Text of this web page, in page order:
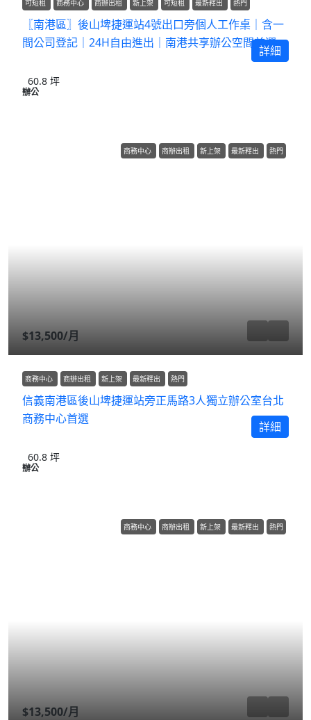
可短租 商務中心 商辦出租 新上架 可短租 最新釋出 熱門
〖南港區〗後山埤捷運站4號出口旁個人工作桌｜含一
間公司登記｜24H自由進出｜南港共享辦公空間首選
60.8 坪
辦公
詳細
商務中心 商辦出租 新上架 最新釋出 熱門
$13,500/月
商務中心 商辦出租 新上架 最新釋出 熱門
信義南港區後山埤捷運站旁正馬路3人獨立辦公室台北
商務中心首選
60.8 坪
辦公
詳細
商務中心 商辦出租 新上架 最新釋出 熱門
$13,500/月